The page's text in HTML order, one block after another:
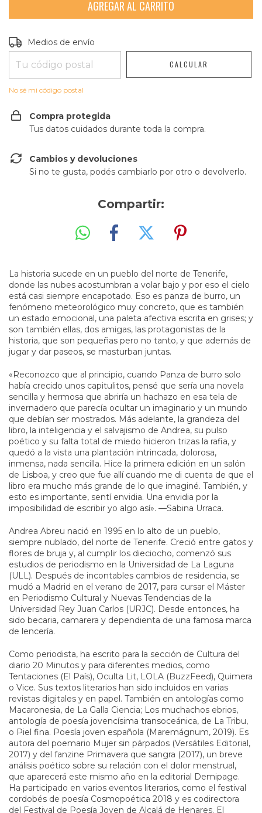
Entregas para el CP:
Medios de envío
CALCULAR
No sé mi código postal
Compra protegida
Tus datos cuidados durante toda la compra.
Cambios y devoluciones
Si no te gusta, podés cambiarlo por otro o devolverlo.
Compartir:
La historia sucede en un pueblo del norte de Tenerife,
donde las nubes acostumbran a volar bajo y por eso el cielo
está casi siempre encapotado. Eso es panza de burro, un
fenómeno meteorológico muy concreto, que es también
un estado emocional, una paleta afectiva escrita en grises; y
son también ellas, dos amigas, las protagonistas de la
historia, que son pequeñas pero no tanto, y que además de
jugar y dar paseos, se masturban juntas.
«Reconozco que al principio, cuando Panza de burro solo
había crecido unos capitulitos, pensé que sería una novela
sencilla y hermosa que abriría un hachazo en esa tela de
invernadero que parecía ocultar un imaginario y un mundo
que debían ser mostrados. Más adelante, la grandeza del
libro, la inteligencia y el salvajismo de Andrea, su pulso
poético y su falta total de miedo hicieron trizas la rafia, y
quedó a la vista una plantación intrincada, dolorosa,
inmensa, nada sencilla. Hice la primera edición en un salón
de Lisboa, y creo que fue allí cuando me di cuenta de que el
libro era mucho más grande de lo que imaginé. También, y
esto es importante, sentí envidia. Una envidia por la
imposibilidad de escribir yo algo así». —Sabina Urraca.
Andrea Abreu nació en 1995 en lo alto de un pueblo,
siempre nublado, del norte de Tenerife. Creció entre gatos y
flores de bruja y, al cumplir los dieciocho, comenzó sus
estudios de periodismo en la Universidad de La Laguna
(ULL). Después de incontables cambios de residencia, se
mudó a Madrid en el verano de 2017, para cursar el Máster
en Periodismo Cultural y Nuevas Tendencias de la
Universidad Rey Juan Carlos (URJC). Desde entonces, ha
sido becaria, camarera y dependienta de una famosa marca
de lencería.
Como periodista, ha escrito para la sección de Cultura del
diario 20 Minutos y para diferentes medios, como
Tentaciones (El País), Oculta Lit, LOLA (BuzzFeed), Quimera
o Vice. Sus textos literarios han sido incluidos en varias
revistas digitales y en papel. También en antologías como
Macaronesia, de La Galla Ciencia; Los muchachos ebrios,
antología de poesía jovencísima transoceánica, de La Tribu,
o Piel fina. Poesía joven española (Maremágnum, 2019). Es
autora del poemario Mujer sin párpados (Versátiles Editorial,
2017) y del fanzine Primavera que sangra (2017), un breve
análisis poético sobre su relación con el dolor menstrual,
que aparecerá este mismo año en la editorial Demipage.
Ha participado en varios eventos literarios, como el festival
cordobés de poesía Cosmopoética 2018 y es codirectora
del Festival de Poesía Joven de Alcalá de Henares. El